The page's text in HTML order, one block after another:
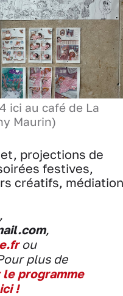
ici au café de La
Maurin)
projections de
festives,
créatifs,
,
ou
plus de
programme
!